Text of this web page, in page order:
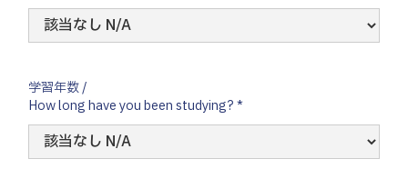
学習年数 /
How long have you been studying? *